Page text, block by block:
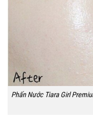
Phấn Nước Tiara Girl